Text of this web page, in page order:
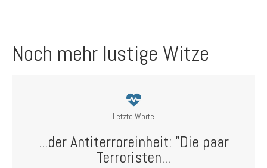
Noch mehr lustige Witze
Letzte Worte
...der Antiterroreinheit: "Die paar
Terroristen...